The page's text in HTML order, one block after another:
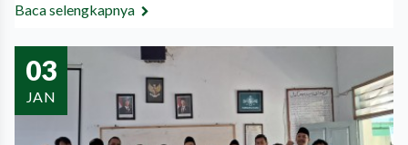
Baca selengkapnya
03
JAN